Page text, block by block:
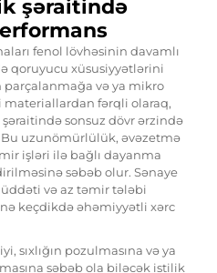
şəraitində
fenol lövhəsinin davamlı
qoruyucu xüsusiyyətlərini
parçalanmağa və ya mikro
fərqli olaraq,
sonsuz dövr ərzində
Bu uzunömürlülük, əvəzetmə
işləri ilə bağlı dayanma
səbəb olur. Sənaye
və az təmir tələbi
keçdikdə əhəmiyyətli xərc
sıxlığın pozulmasına və ya
səbəb ola biləcək istilik